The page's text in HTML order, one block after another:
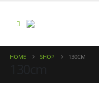
HOME SHOP 130CM